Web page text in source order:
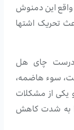
واقع این دمنوش
تحریک اشتها
درست چای هل
سوء هاضمه،
یکی از مشکلات
به شدت کاهش